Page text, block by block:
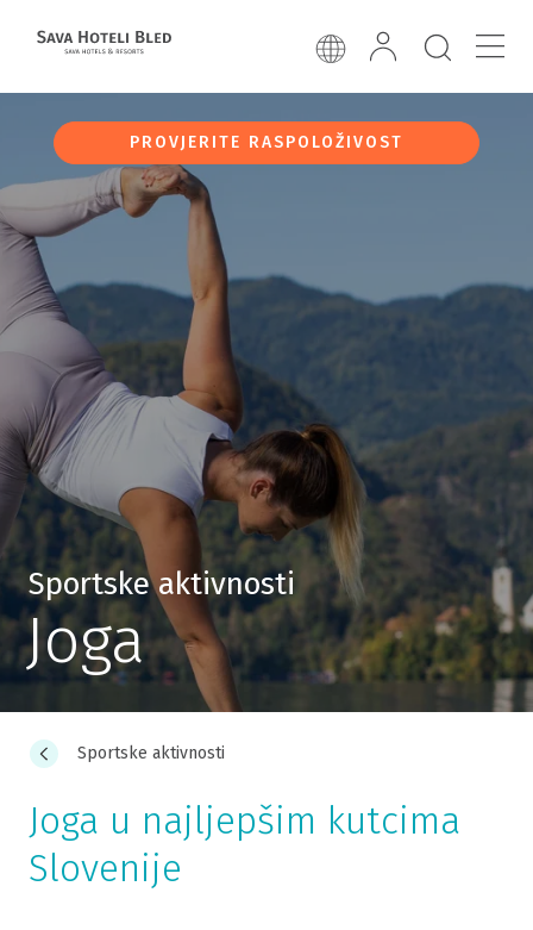
PROVJERITE RASPOLOŽIVOST
Sportske aktivnosti
Joga
Sportske aktivnosti
Joga u najljepšim kutcima
Slovenije